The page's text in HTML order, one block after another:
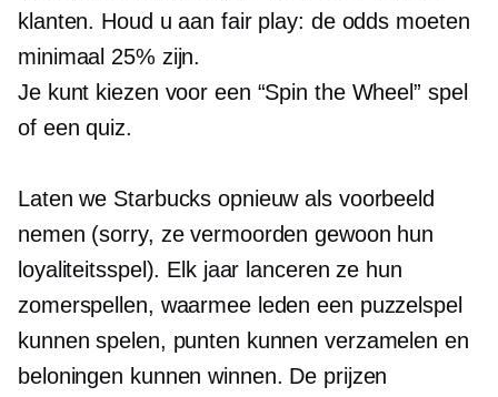
klanten. Houd u aan fair play: de odds moeten
minimaal 25% zijn.
Je kunt kiezen voor een “Spin the Wheel” spel
of een quiz.
Laten we Starbucks opnieuw als voorbeeld
nemen (sorry, ze vermoorden gewoon hun
loyaliteitsspel). Elk jaar lanceren ze hun
zomerspellen, waarmee leden een puzzelspel
kunnen spelen, punten kunnen verzamelen en
beloningen kunnen winnen. De prijzen